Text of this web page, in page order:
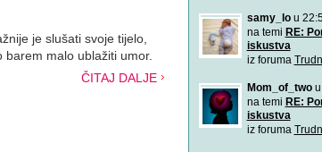
je slušati svoje tijelo,
malo ublažiti umor.
ČITAJ DALJE
samy_lou
na temi RE:
iskustva
iz foruma
Mom_of_twou
na temi RE:
iskustva
iz foruma